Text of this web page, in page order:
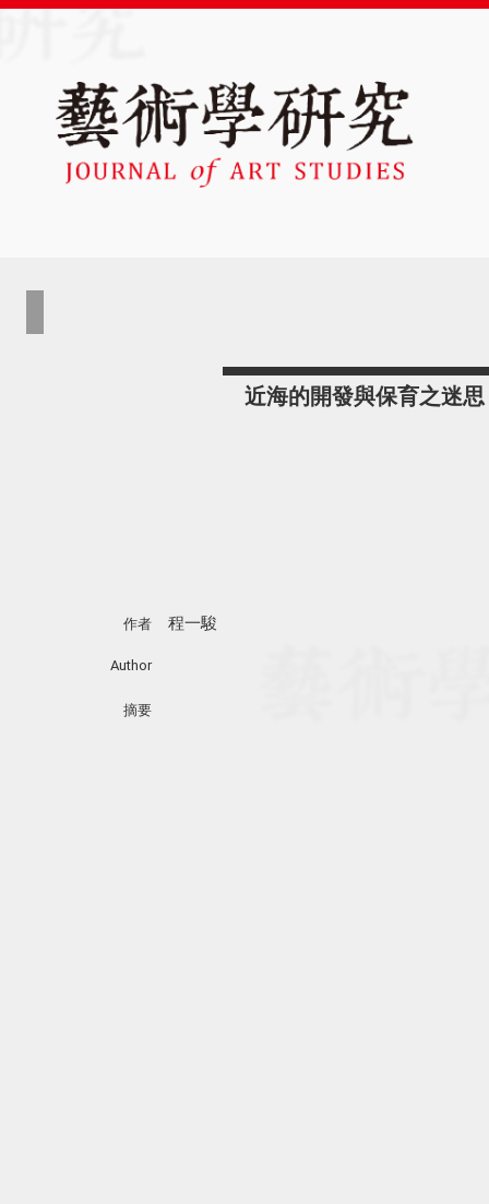
近海的開發與保育之迷思
作者 程一駿
Author
摘要